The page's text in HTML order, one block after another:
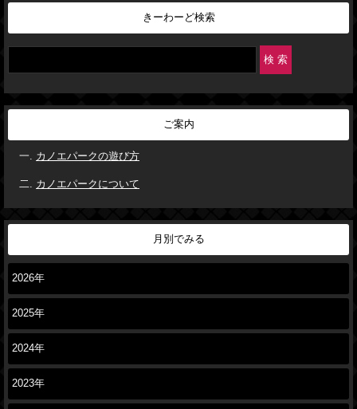
きーわーど検索
ご案内
カノエパークの遊び方
カノエパークについて
月別でみる
2026年
2025年
2024年
2023年